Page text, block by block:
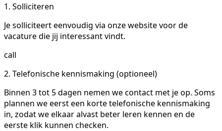
1. Solliciteren
Je solliciteert eenvoudig via onze website voor de
vacature die jij interessant vindt.
call
2. Telefonische kennismaking (optioneel)
Binnen 3 tot 5 dagen nemen we contact met je op. Soms
plannen we eerst een korte telefonische kennismaking
in, zodat we elkaar alvast beter leren kennen en de
eerste klik kunnen checken.